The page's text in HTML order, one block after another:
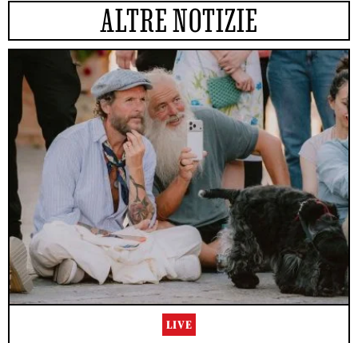
ALTRE NOTIZIE
LIVE